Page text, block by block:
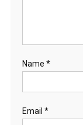
Name *
Email *